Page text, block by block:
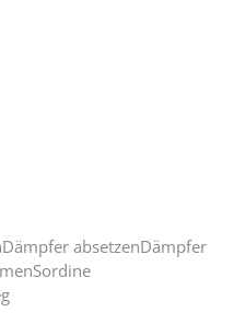
Dämpfer absetzenDämpfer
Sordine